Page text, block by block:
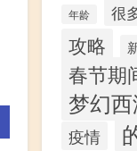
年龄 很
攻略
春节期
梦幻
疫情